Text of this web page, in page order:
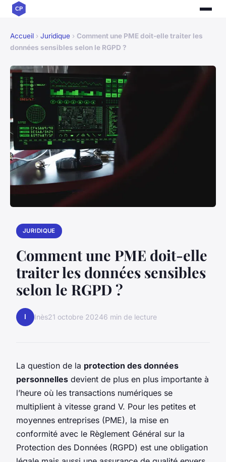
Accueil › Juridique › Comment une PME doit-elle traiter les
données sensibles selon le RGPD ?
JURIDIQUE
Comment une PME doit-elle
traiter les données sensibles
selon le RGPD ?
I Inès21 octobre 20246 min de lecture
La question de la protection des données
personnelles devient de plus en plus importante à
l’heure où les transactions numériques se
multiplient à vitesse grand V. Pour les petites et
moyennes entreprises (PME), la mise en
conformité avec le Règlement Général sur la
Protection des Données (RGPD) est une obligation